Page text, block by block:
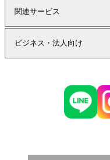
関連サービス
ビジネス・法人向け